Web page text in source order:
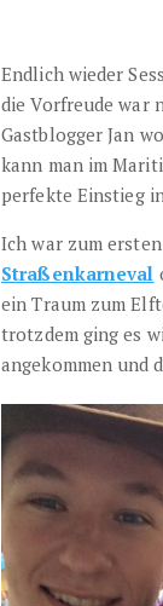
Endlich wieder
die Vorfreude war
Gastblogger Jan
kann man im
perfekte Einstieg
Ich war zum
Straßenkarneval
ein Traum zum
trotzdem ging es
angekommen und